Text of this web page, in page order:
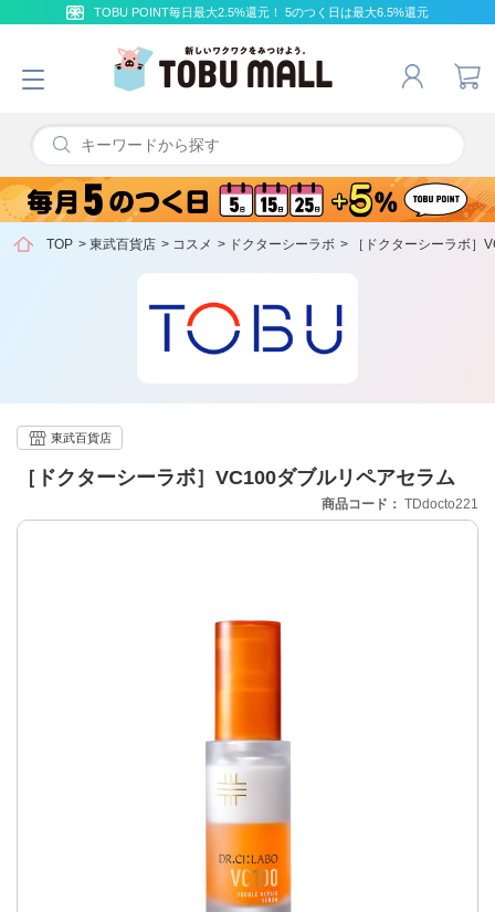
TOBU POINT毎日最大2.5%還元！ 5のつく日は最大6.5%還元
TOP > 東武百貨店 > コスメ > ドクターシーラボ > ［ドクターシーラボ］
［ドクターシーラボ］VC100ダブルリペアセラム
東武百貨店
商品コード TDdocto221